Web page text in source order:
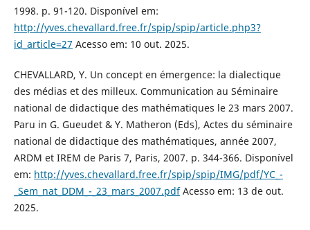
1998. p. 91-120. Disponível em:
http://yves.chevallard.free.fr/spip/spip/article.php3?
id_article=27 Acesso em: 10 out. 2025.
CHEVALLARD, Y. Un concept en émergence: la dialectique
des médias et des milleux. Communication au Séminaire
national de didactique des mathématiques le 23 mars 2007.
Paru in G. Gueudet & Y. Matheron (Eds), Actes du séminaire
national de didactique des mathématiques, année 2007,
ARDM et IREM de Paris 7, Paris, 2007. p. 344-366. Disponível
em: http://yves.chevallard.free.fr/spip/spip/IMG/pdf/YC_-
_Sem_nat_DDM_-_23_mars_2007.pdfAcesso em: 13 de out.
2025.